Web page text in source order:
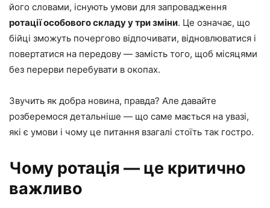
його словами, існують умови для запровадження
ротації особового складу у три зміни. Це означає, що
бійці зможуть почергово відпочивати, відновлюватися і
повертатися на передову — замість того, щоб місяцями
без перерви перебувати в окопах.
Звучить як добра новина, правда? Але давайте
розберемося детальніше — що саме мається на увазі,
які є умови і чому це питання взагалі стоїть так гостро.
Чому ротація — це критично
важливо